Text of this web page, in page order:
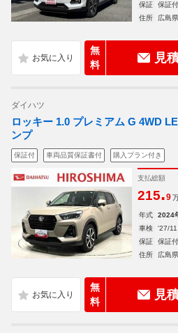
保証
保証付
住所
広島
無
料
見
ダイハツ
ロッキー 1.0 プレミアム G 4WD
ンプ
保証付 車両品質保証書付 購入プラン付き
支払総額
215.9
年式 2024
車検
'27/11
保証
保証付
住所
広島
無
料
見